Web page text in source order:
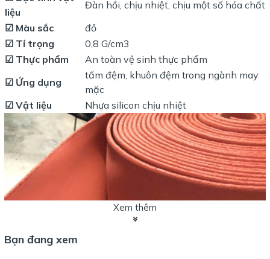
liệu
Đàn hồi, chịu nhiệt, chịu một số hóa chất
☑ Màu sắc
đỏ
☑ Tỉ trọng
0,8 G/cm3
☑ Thực phẩm
An toàn vệ sinh thực phẩm
☑ Ứng dụng
tấm đệm, khuôn đệm trong ngành may
mặc
☑ Vật liệu
Nhựa silicon chịu nhiệt
Xem thêm
Bạn đang xem